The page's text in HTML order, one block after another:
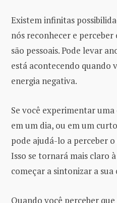
Existem infinitas
nós reconhecer e perceber
são pessoais. Pode levar
está acontecendo quando
energia negativa.
Se você experimentar
em um dia, ou em um
pode ajudá-lo a perceber
Isso se tornará mais claro
começar a sintonizar a sua
Quando você perceber